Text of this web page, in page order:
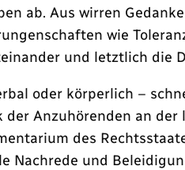
ab. Aus wirren
wie
und letztlich die
oder körperlich –
Anzuhörenden an
des
Nachrede und